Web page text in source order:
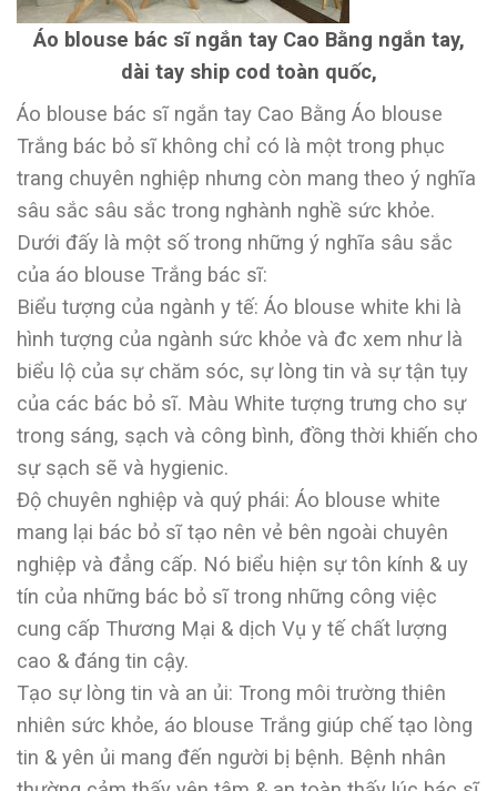
Áo blouse bác sĩ ngắn tay Cao Bằng ngắn tay,
dài tay ship cod toàn quốc,
Áo blouse bác sĩ ngắn tay Cao Bằng Áo blouse
Trắng bác bỏ sĩ không chỉ có là một trong phục
trang chuyên nghiệp nhưng còn mang theo ý nghĩa
sâu sắc sâu sắc trong nghành nghề sức khỏe.
Dưới đấy là một số trong những ý nghĩa sâu sắc
của áo blouse Trắng bác sĩ:
Biểu tượng của ngành y tế: Áo blouse white khi là
hình tượng của ngành sức khỏe và đc xem như là
biểu lộ của sự chăm sóc, sự lòng tin và sự tận tụy
của các bác bỏ sĩ. Màu White tượng trưng cho sự
trong sáng, sạch và công bình, đồng thời khiến cho
sự sạch sẽ và hygienic.
Độ chuyên nghiệp và quý phái: Áo blouse white
mang lại bác bỏ sĩ tạo nên vẻ bên ngoài chuyên
nghiệp và đẳng cấp. Nó biểu hiện sự tôn kính & uy
tín của những bác bỏ sĩ trong những công việc
cung cấp Thương Mại & dịch Vụ y tế chất lượng
cao & đáng tin cậy.
Tạo sự lòng tin và an ủi: Trong môi trường thiên
nhiên sức khỏe, áo blouse Trắng giúp chế tạo lòng
tin & yên ủi mang đến người bị bệnh. Bệnh nhân